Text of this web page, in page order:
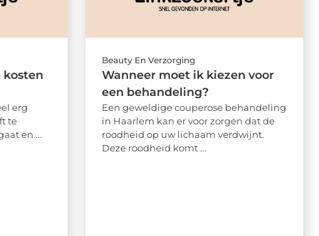
erg
te
en ...
Beauty En Verzorging
Wanneer moet ik kiezen voor
een behandeling?
Een geweldige couperose behandeling
in Haarlem kan er voor zorgen dat de
roodheid op uw lichaam verdwijnt.
Deze roodheid komt ...